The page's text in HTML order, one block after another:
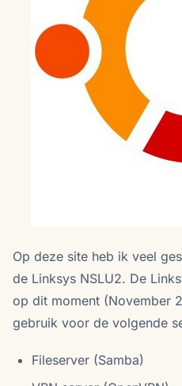
Op deze site heb ik veel
de Linksys NSLU2. De
op dit moment (November
gebruik voor de volgende
Fileserver (Samba)